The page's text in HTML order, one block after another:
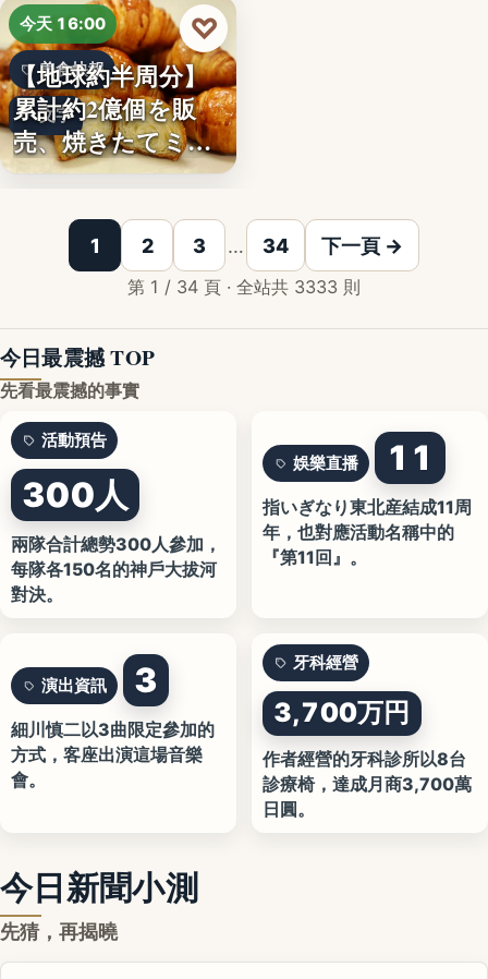
文字
今天 16:00
美食快報
文字
【地球約半周分】
累計約2億個を販
売、焼きたてミニ
クロワッ…
♡
1 2 3 … 34 下一頁 →
第 1 / 34 頁 · 全站共 3333 則
今日最震撼 TOP
先看最震撼的事實
活動預告
300人
兩隊合計總勢300人參加，
每隊各150名的神戶大拔河
對決。
娛樂直播 11
指いぎなり東北産結成11周
年，也對應活動名稱中的
『第11回』。
演出資訊 3
細川慎二以3曲限定參加的
方式，客座出演這場音樂
會。
牙科經營
3,700万円
作者經營的牙科診所以8台
診療椅，達成月商3,700萬
日圓。
今日新聞小測
先猜，再揭曉